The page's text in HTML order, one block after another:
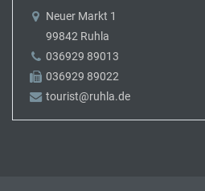
Neuer Markt 1
99842 Ruhla
036929 89013
036929 89022
tourist@ruhla.de